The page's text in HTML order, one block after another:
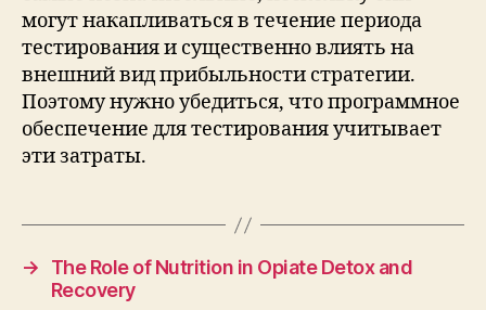
могут накапливаться в течение периода
тестирования и существенно влиять на
внешний вид прибыльности стратегии.
Поэтому нужно убедиться, что программное
обеспечение для тестирования учитывает
эти затраты.
→
The Role of Nutrition in Opiate Detox and
Recovery